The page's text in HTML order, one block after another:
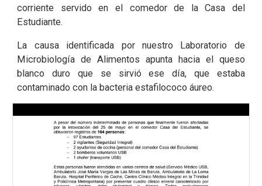
corriente servido en el comedor de la Casa del
Estudiante.
La causa identificada por nuestro Laboratorio de
Microbiología de Alimentos apunta hacia el queso
blanco duro que se sirvió ese día, que estaba
contaminado con la bacteria estafilococo áureo.